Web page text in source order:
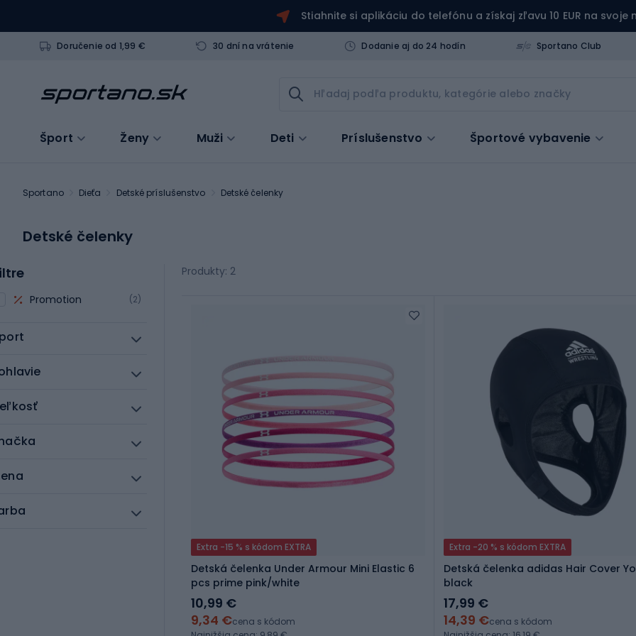
Stiahnite si aplikáciu do telefónu a získaj zľavu 10 EUR na svoje
Doručenie od 1,99 € 30 dní na vrátenie Dodanie aj do 24 hodín Sportano Club
Šport Ženy Muži Deti Príslušenstvo Športové vybavenie
Sportano Dieťa Detské príslušenstvo Detské čelenky
Detské čelenky
Promotion (2)
Produkty: 2
Extra -15 % s kódom EXTRA
Detská čelenka Under Armour Mini Elastic 6
pcs prime pink/white
10,99 €
9,34 €cena s kódom
Extra -20 % s kódom EXTRA
Detská čelenka adidas Hair Cover
black
17,99 €
14,39 €cena s kódom